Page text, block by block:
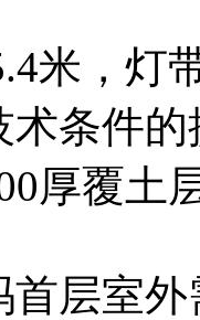
米，灯
术条件
厚覆土
层室